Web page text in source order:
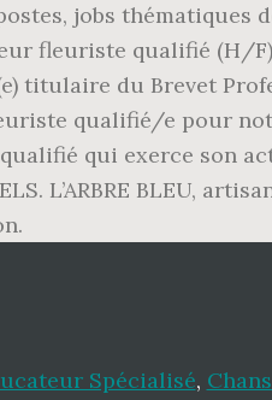
jobs
fleuriste qualifié (H/
titulaire du Brevet
qualifié/e pour
qui exerce son
L’ARBRE BLEU,
Spécialisé,